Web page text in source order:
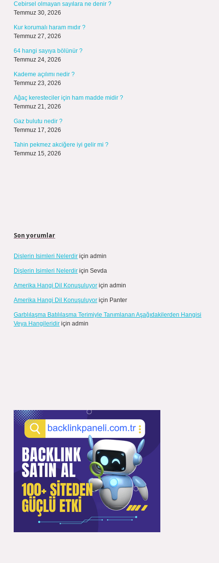
Cebirsel olmayan sayılara ne denir ?
Temmuz 30, 2026
Kur korumalı haram mıdır ?
Temmuz 27, 2026
64 hangi sayıya bölünür ?
Temmuz 24, 2026
Kademe açılımı nedir ?
Temmuz 23, 2026
Ağaç keresteciler için ham madde midir ?
Temmuz 21, 2026
Gaz bulutu nedir ?
Temmuz 17, 2026
Tahin pekmez akciğere iyi gelir mi ?
Temmuz 15, 2026
Son yorumlar
Dişlerin Isimleri Nelerdir için admin
Dişlerin Isimleri Nelerdir için Sevda
Amerika Hangi Dil Konuşuluyor için admin
Amerika Hangi Dil Konuşuluyor için Panter
Garblılaşma Batılılaşma Terimiyle Tanımlanan Aşağıdakilerden Hangisi
Veya Hangileridir için admin